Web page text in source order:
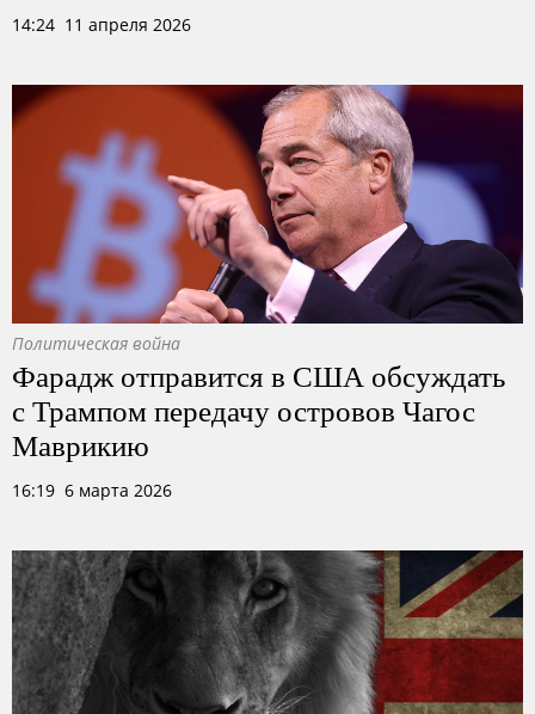
14:24 11 апреля 2026
Политическая война
Фарадж отправится в США обсуждать
с Трампом передачу островов Чагос
Маврикию
16:19 6 марта 2026